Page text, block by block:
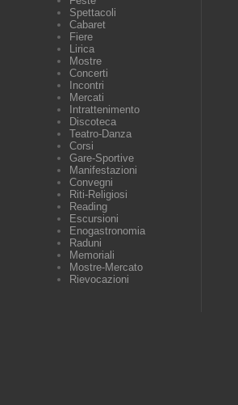
Spettacoli
Cabaret
Fiere
Lirica
Mostre
Concerti
Incontri
Mercati
Intrattenimento
Discoteca
Teatro-Danza
Corsi
Gare-Sportive
Manifestazioni
Convegni
Riti-Religiosi
Reading
Escursioni
Enogastronomia
Raduni
Memoriali
Mostre-Mercato
Rievocazioni